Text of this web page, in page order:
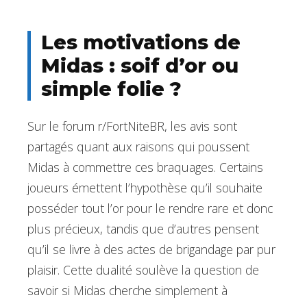
Les motivations de
Midas : soif d’or ou
simple folie ?
Sur le forum r/FortNiteBR, les avis sont
partagés quant aux raisons qui poussent
Midas à commettre ces braquages. Certains
joueurs émettent l’hypothèse qu’il souhaite
posséder tout l’or pour le rendre rare et donc
plus précieux, tandis que d’autres pensent
qu’il se livre à des actes de brigandage par pur
plaisir. Cette dualité soulève la question de
savoir si Midas cherche simplement à